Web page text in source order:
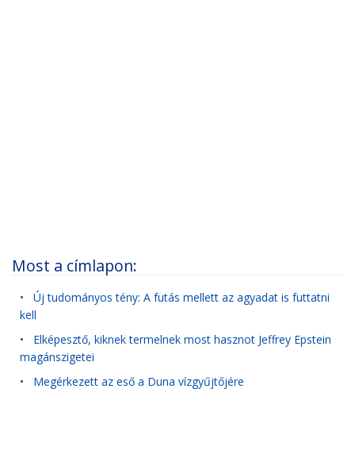
Most a címlapon:
• Új tudományos tény: A futás mellett az agyadat is futtatni
kell
• Elképesztő, kiknek termelnek most hasznot Jeffrey Epstein
magánszigetei
• Megérkezett az eső a Duna vízgyűjtőjére